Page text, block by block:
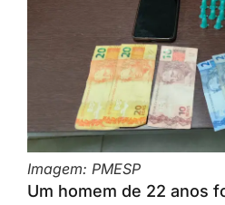
Imagem: PMESP
Um homem de 22 anos